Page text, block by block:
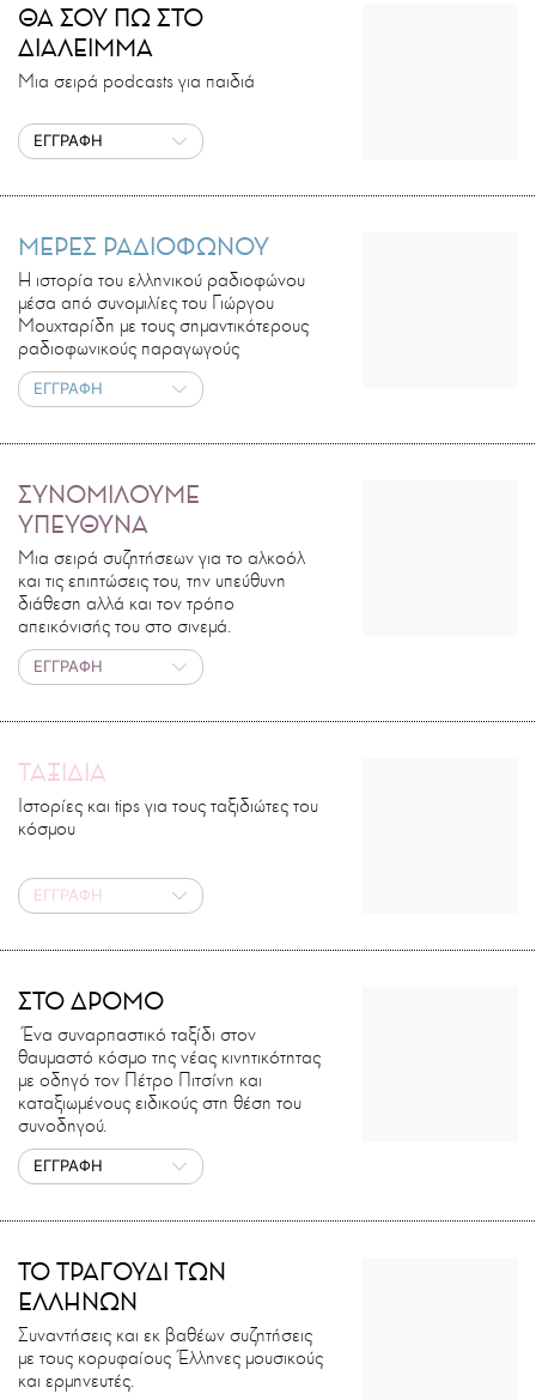
ΘΑ ΣΟΥ ΠΩ ΣΤΟ
ΔΙΑΛΕΙΜΜΑ
Μια σειρά podcasts για παιδιά
ΕΓΓΡΑΦΗ
ΜΕΡΕΣ ΡΑΔΙΟΦΩΝΟΥ
Η ιστορία του ελληνικού ραδιοφώνου
μέσα από συνομιλίες του Γιώργου
Μουχταρίδη με τους σημαντικότερους
ραδιοφωνικούς παραγωγούς
ΕΓΓΡΑΦΗ
ΣΥΝΟΜΙΛΟΥΜΕ
ΥΠΕΥΘΥΝΑ
Μια σειρά συζητήσεων για το αλκοόλ
και τις επιπτώσεις του, την υπεύθυνη
διάθεση αλλά και τον τρόπο
απεικόνισής του στο σινεμά.
ΕΓΓΡΑΦΗ
ΤΑΞΙΔΙΑ
Ιστορίες και tips για τους ταξιδιώτες του
κόσμου
ΕΓΓΡΑΦΗ
ΣΤΟ ΔΡΟΜΟ
Ένα συναρπαστικό ταξίδι στον
θαυμαστό κόσμο της νέας κινητικότητας
με οδηγό τον Πέτρο Πιτσίνη και
καταξιωμένους ειδικούς στη θέση του
συνοδηγού.
ΕΓΓΡΑΦΗ
ΤΟ ΤΡΑΓΟΥΔΙ ΤΩΝ
ΕΛΛΗΝΩΝ
Συναντήσεις και εκ βαθέων συζητήσεις
με τους κορυφαίους Έλληνες μουσικούς
και ερμηνευτές.